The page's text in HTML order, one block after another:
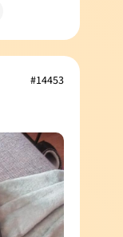
#14453